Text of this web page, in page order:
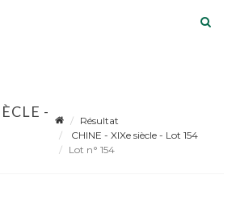
-
Résultat
CHINE - XIXe siècle - Lot 154
Lot n° 154